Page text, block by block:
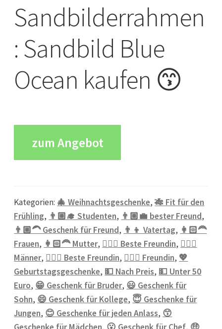
Keine Ahnung welches Geschenk?
Sandbilderrahmen
: Sandbild Blue
Ocean kaufen 😙
zum Angebot
Kategorien: 🎄 Weihnachtsgeschenke,🎋 Fit für den
Frühling, 👨🏼‍🎓 Studenten, 👨🏼‍💼 bester Freund,
👨🏼‍🦱 Geschenk für Freund, 👨‍👦 Vatertag, 👩🏻‍🦰
Frauen, 👩🏻‍🦰 Mutter, 👱🏻‍♀️ Beste Freundin, 👱🏼‍♂️
Männer, 💁🏼‍♀️ Beste Freundin, 💁🏼‍♀️ Freundin, 💖
Geburtstagsgeschenke, 💵 Nach Preis, 💵 Unter 50
Euro, 😁 Geschenk für Bruder, 😃 Geschenk für
Sohn, 😄 Geschenk für Kollege, 😇 Geschenke für
Jungen, 😊 Geschenke für jeden Anlass, 😙